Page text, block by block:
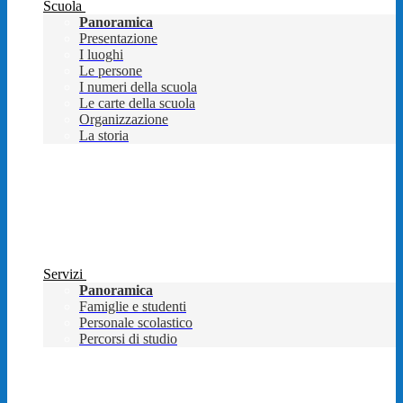
Scuola
Panoramica
Presentazione
I luoghi
Le persone
I numeri della scuola
Le carte della scuola
Organizzazione
La storia
Servizi
Panoramica
Famiglie e studenti
Personale scolastico
Percorsi di studio